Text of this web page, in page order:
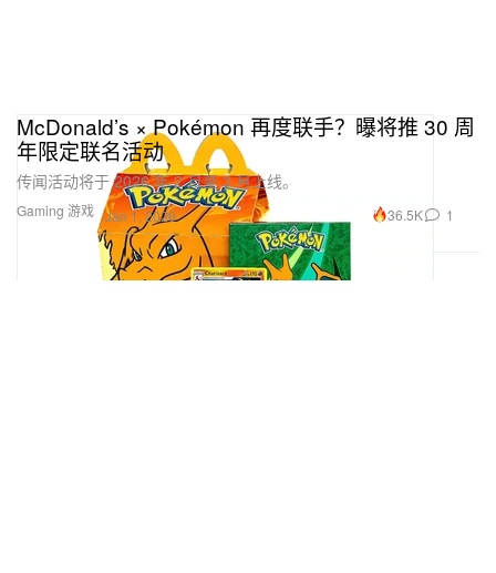
Gaming 游戏
McDonald’s × Pokémon 再度联手？曝将推 30 周
年限定联名活动
传闻活动将于 2026 年 2 月至 3 月上线。
Jan 1, 2026 36.5K 1